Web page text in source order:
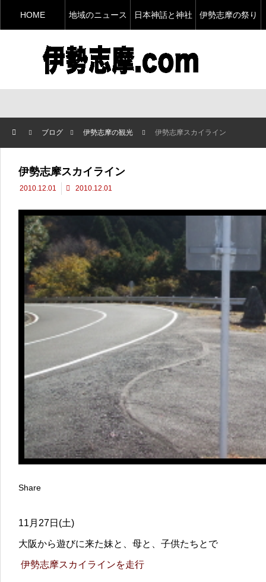
HOME 地域のニュース 日本神話と神社 伊勢志摩の祭り
ブログ 伊勢志摩の観光 伊勢志摩スカイライン
伊勢志摩スカイライン
2010.12.01 2010.12.01
Share
11月27日(土)
大阪から遊びに来た妹と、母と、子供たちとで
伊勢志摩スカイラインを走行